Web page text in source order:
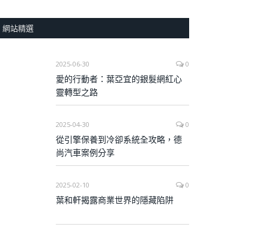
網站精選
2025-06-30 0
愛的行動者：葉亞宜的銀髮網紅心
靈轉型之路
2025-04-30 0
從引擎保養到冷卻系統全攻略，德
尚汽車案例分享
2025-02-10 0
葉和軒揭露商業世界的隱藏陷阱